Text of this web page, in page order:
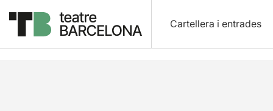
Cartellera i entrades